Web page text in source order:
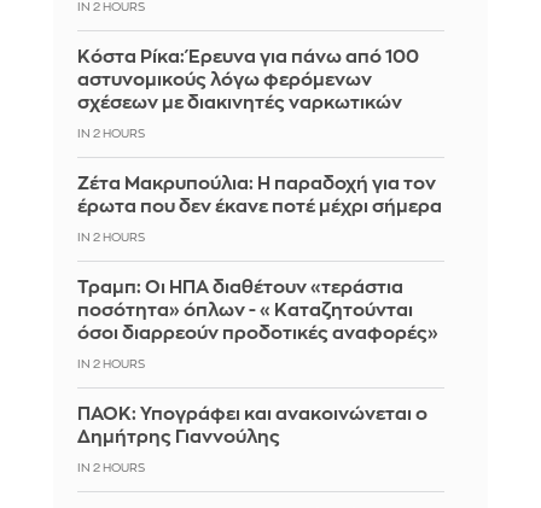
IN 2 HOURS
Κόστα Ρίκα: Έρευνα για πάνω από 100
αστυνομικούς λόγω φερόμενων
σχέσεων με διακινητές ναρκωτικών
IN 2 HOURS
Ζέτα Μακρυπούλια: Η παραδοχή για τον
έρωτα που δεν έκανε ποτέ μέχρι σήμερα
IN 2 HOURS
Τραμπ: Οι ΗΠΑ διαθέτουν «τεράστια
ποσότητα» όπλων - «Καταζητούνται
όσοι διαρρεούν προδοτικές αναφορές»
IN 2 HOURS
ΠΑΟΚ: Υπογράφει και ανακοινώνεται ο
Δημήτρης Γιαννούλης
IN 2 HOURS